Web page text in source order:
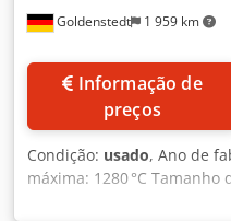
Goldenstedt 1 959 km
preços
Condição: usado, Ano de
máxima: 1280 °C
mm Profundidade da